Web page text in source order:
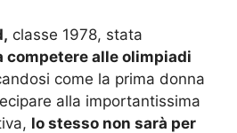
classe 1978, stata
competere alle olimpiadi
come la prima donna
alla importantissima
lo stesso non sarà per